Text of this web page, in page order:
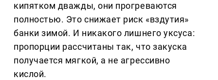
кипятком дважды, они прогреваются
полностью. Это снижает риск «вздутия»
банки зимой. И никакого лишнего уксуса:
пропорции рассчитаны так, что закуска
получается мягкой, а не агрессивно
кислой.